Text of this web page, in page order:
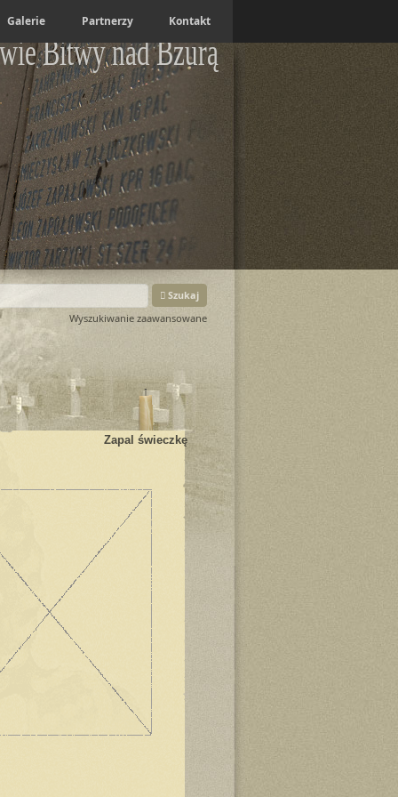
Galerie Partnerzy Kontakt
Bitwy nad Bzurą
Szukaj
Wyszukiwanie zaawansowane
Zapal świeczkę